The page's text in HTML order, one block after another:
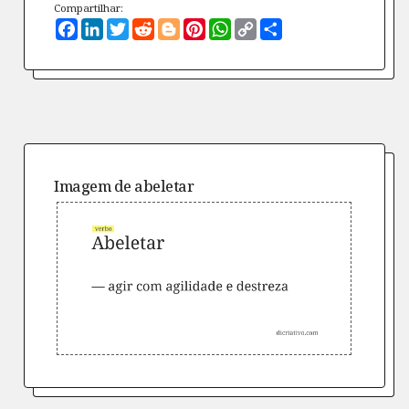
Compartilhar:
Facebook
LinkedIn
TwitterRedditBloggerPinterest
WhatsApp
Copy
Link
Imagem de abeletar